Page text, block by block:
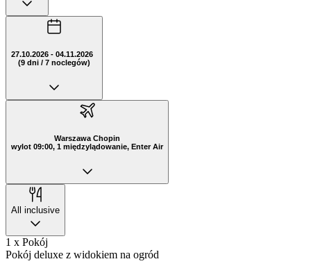
27.10.2026 - 04.11.2026
(9 dni / 7 noclegów)
Warszawa Chopin
wylot 09:00, 1 międzylądowanie, Enter Air
All inclusive
1 x Pokój
Pokój deluxe z widokiem na ogród